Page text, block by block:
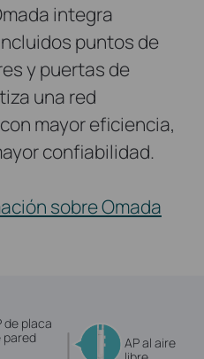
integra
puntos de
y puertas de
una red
mayor eficiencia,
confiabilidad.
sobre Omada
de placa
pared
AP al aire